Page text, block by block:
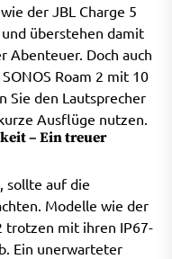
der JBL Charge 5
überstehen damit
Abenteuer. Doch auch
Roam 2 mit 10
Sie den Lautsprecher
Ausflüge nutzen.
– Ein treuer
sollte auf die
Modelle wie der
trotzen mit ihren IP67-
Ein unerwarteter